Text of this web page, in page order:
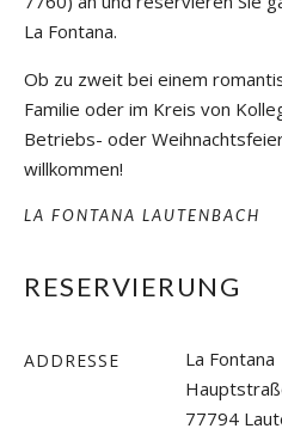
La Fontana.
Ob zu zweit bei einem
Familie oder im Kreis von
Betriebs- oder
willkommen!
LA FONTANA LAUTENBACH
RESERVIERUNG
ADDRESSE
La Fontana
77794